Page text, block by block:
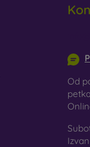
U
Od